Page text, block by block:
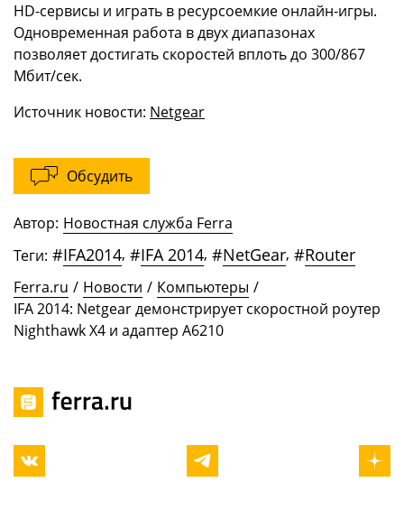
HD-сервисы и играть в ресурсоемкие онлайн-игры.
Одновременная работа в двух диапазонах
позволяет достигать скоростей вплоть до 300/867
Мбит/сек.
Источник новости: Netgear
Обсудить
Автор: Новостная служба Ferra
Теги: #IFA2014, #IFA 2014, #NetGear, #Router
Ferra.ru / Новости / Компьютеры /
IFA 2014: Netgear демонстрирует скоростной роутер
Nighthawk X4 и адаптер A6210